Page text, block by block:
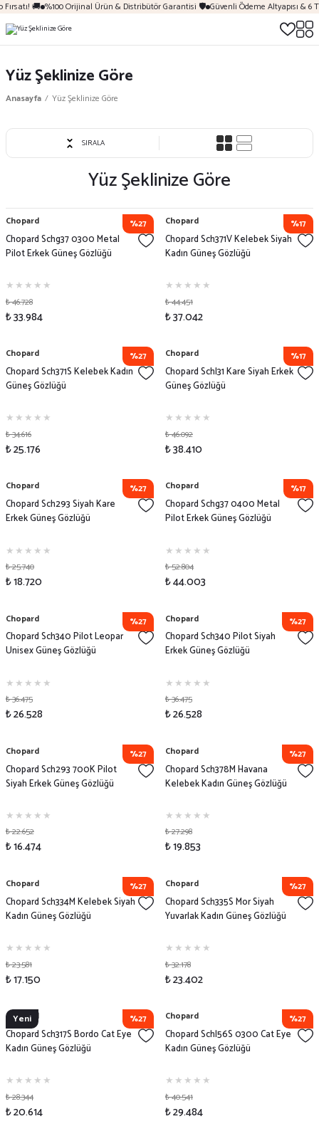
🚚 %100 Orijinal Ürün & Distribütör Garantisi 🛡️ Güvenli Ödeme Altyapısı & 6
Yüz Şeklinize Göre
Anasayfa Yüz Şeklinize Göre
SIRALA
Yüz Şeklinize Göre
%27
Chopard
Chopard Schg37 0300 Metal
Pilot Erkek Güneş Gözlüğü
₺ 46.728
₺ 33.984
%17
Chopard
Chopard Sch371V Kelebek Siyah
Kadın Güneş Gözlüğü
₺ 44.451
₺ 37.042
%27
Chopard
Chopard Sch371S Kelebek Kadın
Güneş Gözlüğü
₺ 34.616
₺ 25.176
%17
Chopard
Chopard Schl31 Kare Siyah Erkek
Güneş Gözlüğü
₺ 46.092
₺ 38.410
%27
Chopard
Chopard Sch293 Siyah Kare
Erkek Güneş Gözlüğü
₺ 25.740
₺ 18.720
%17
Chopard
Chopard Schg37 0400 Metal
Pilot Erkek Güneş Gözlüğü
₺ 52.804
₺ 44.003
%27
Chopard
Chopard Sch340 Pilot Leopar
Unisex Güneş Gözlüğü
₺ 36.475
₺ 26.528
%27
Chopard
Chopard Sch340 Pilot Siyah
Erkek Güneş Gözlüğü
₺ 36.475
₺ 26.528
%27
Chopard
Chopard Sch293 700K Pilot
Siyah Erkek Güneş Gözlüğü
₺ 22.652
₺ 16.474
%27
Chopard
Chopard Sch378M Havana
Kelebek Kadın Güneş Gözlüğü
₺ 27.298
₺ 19.853
%27
Chopard
Chopard Sch334M Kelebek Siyah
Kadın Güneş Gözlüğü
₺ 23.581
₺ 17.150
%27
Chopard
Chopard Sch335S Mor Siyah
Yuvarlak Kadın Güneş Gözlüğü
₺ 32.178
₺ 23.402
Yeni %27
Chopard
Chopard Sch317S Bordo Cat Eye
Kadın Güneş Gözlüğü
₺ 28.344
₺ 20.614
%27
Chopard
Chopard Schl56S 0300 Cat Eye
Kadın Güneş Gözlüğü
₺ 40.541
₺ 29.484